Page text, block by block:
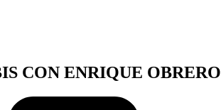
CON ENRIQUE OBRERO